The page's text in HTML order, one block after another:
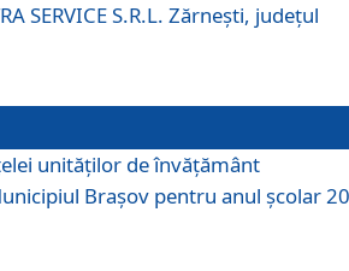
SERVICE S.R.L. Zărneşti, judeţul
unităţilor de învăţământ
Braşov pentru anul şcolar